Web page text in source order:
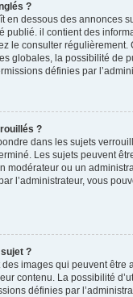
?
en dessous des annonces
publié. il contient des
le consulter régulièrement.
globales, la possibilité de
définies par
?
dans les sujets
Les sujets peuvent
modérateur ou un
l’administrateur, vous
?
images qui peuvent être
contenu. La possibilité
définies par